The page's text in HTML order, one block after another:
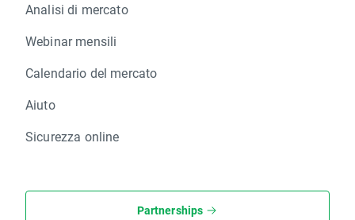
Analisi di mercato
Webinar mensili
Calendario del mercato
Aiuto
Sicurezza online
Partnerships